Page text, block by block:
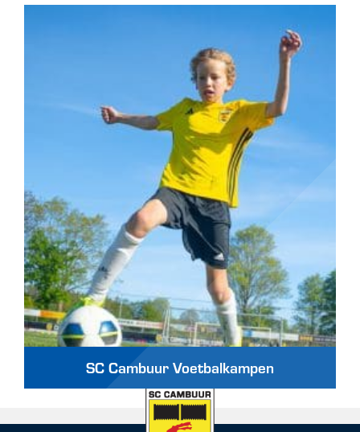
SC Cambuur Voetbalkampen